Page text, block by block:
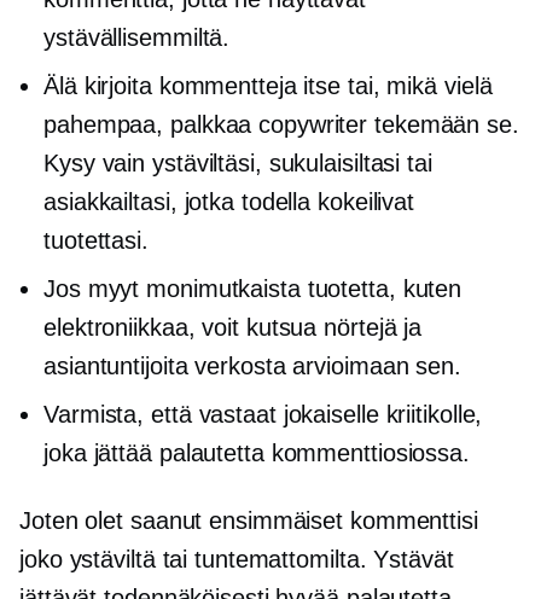
ystävällisemmiltä.
Älä kirjoita kommentteja itse tai, mikä vielä
pahempaa, palkkaa copywriter tekemään se.
Kysy vain ystäviltäsi, sukulaisiltasi tai
asiakkailtasi, jotka todella kokeilivat
tuotettasi.
Jos myyt monimutkaista tuotetta, kuten
elektroniikkaa, voit kutsua nörtejä ja
asiantuntijoita verkosta arvioimaan sen.
Varmista, että vastaat jokaiselle kriitikolle,
joka jättää palautetta kommenttiosiossa.
Joten olet saanut ensimmäiset kommenttisi
joko ystäviltä tai tuntemattomilta. Ystävät